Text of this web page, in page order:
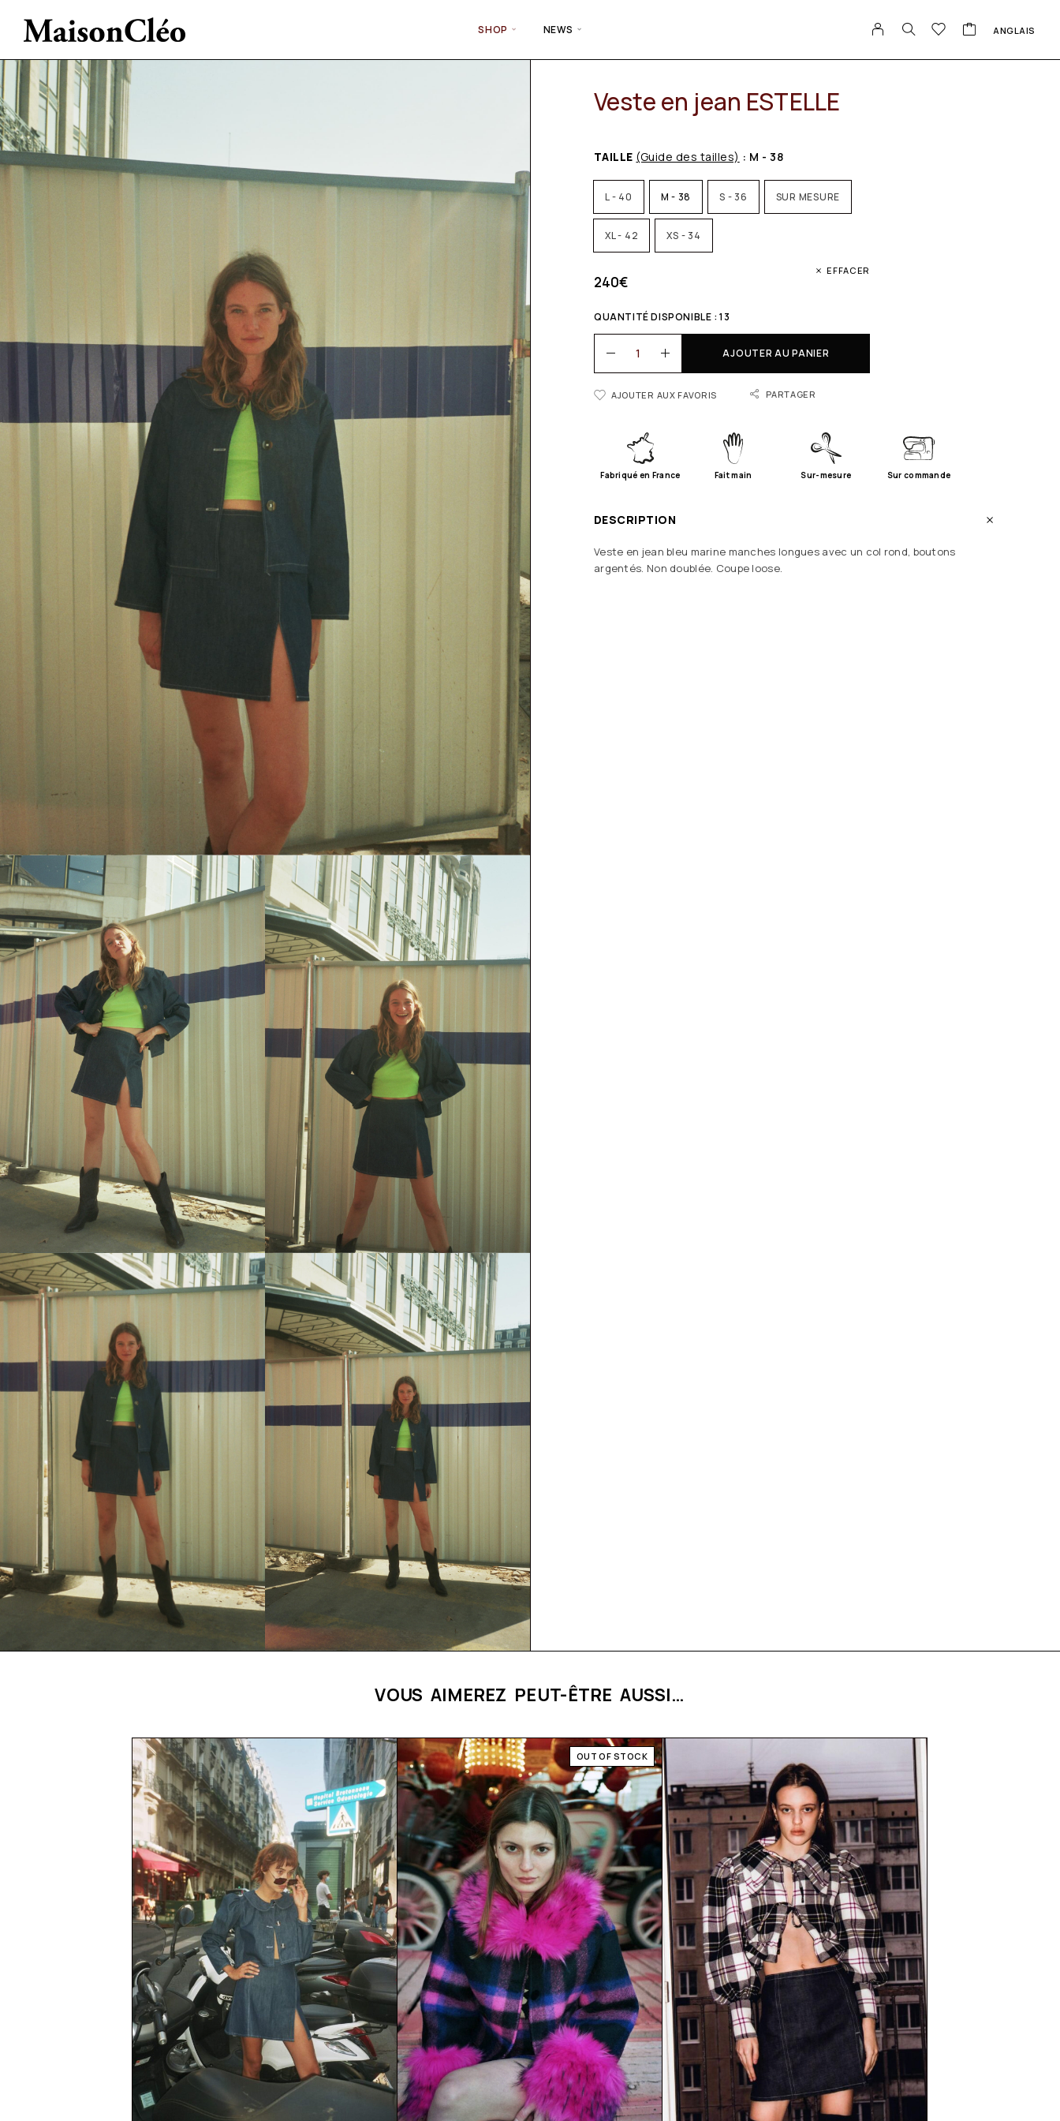
SHOP NEWS ANGLAIS
Veste en jean ESTELLE
TAILLE (Guide des tailles) : M - 38
L - 40 M - 38 S - 36 SUR MESURE
XL - 42 XS - 34
EFFACER
240€
QUANTITÉ DISPONIBLE : 13
AJOUTER AU PANIER
AJOUTER AUX FAVORIS PARTAGER
Fabriqué en France Fait main Sur-mesure Sur commande
DESCRIPTION
Veste en jean bleu marine manches longues avec un col rond, boutons
argentés. Non doublée. Coupe loose.
VOUS AIMEREZ PEUT-ÊTRE AUSSI…
OUT OF STOCK